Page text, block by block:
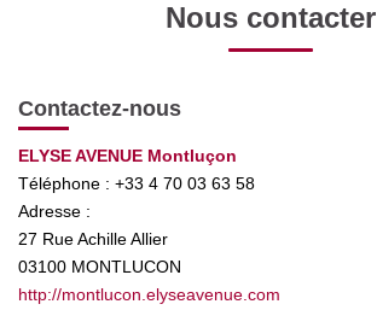
ESTIMER
NOTRE AGENCE
Nous Rejoindre
Nous contacter
Contactez-nous
ELYSE AVENUE Montluçon
Téléphone : +33 4 70 03 63 58
Adresse :
27 Rue Achille Allier
03100 MONTLUCON
http://montlucon.elyseavenue.com